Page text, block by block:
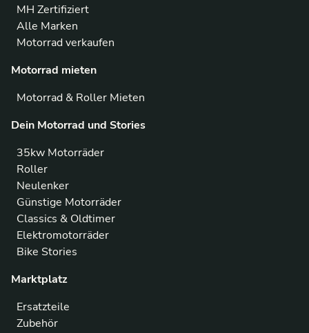
MH Zertifiziert
Alle Marken
Motorrad verkaufen
Motorrad mieten
Motorrad & Roller Mieten
Dein Motorrad und Stories
35kw Motorräder
Roller
Neulenker
Günstige Motorräder
Classics & Oldtimer
Elektromotorräder
Bike Stories
Marktplatz
Ersatzteile
Zubehör